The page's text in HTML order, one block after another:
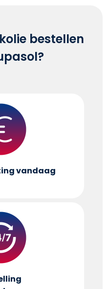
bestellen
vandaag